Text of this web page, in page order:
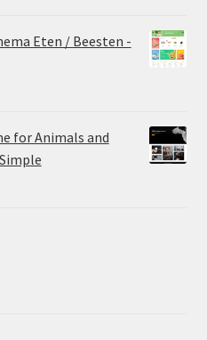
Eten / Beesten -
for Animals and